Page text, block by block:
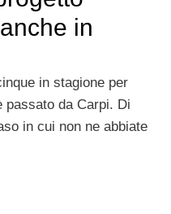
in
in stagione per
passato da Carpi. Di
in cui non ne abbiate